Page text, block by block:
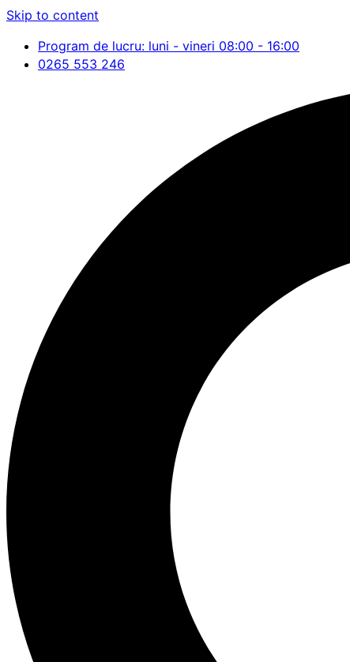
Skip to content
Program de lucru: luni - vineri 08:00 - 16:00
0265 553 246